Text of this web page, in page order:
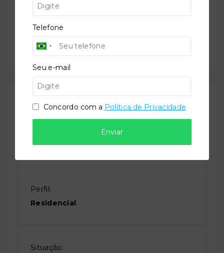
Sala de jogos
Outras Informações
O-67082-103508
Perfil:
Residencial
Situação:
Telefone
Seu e-mail
Concordo com a Política de Privacidade
Enviar